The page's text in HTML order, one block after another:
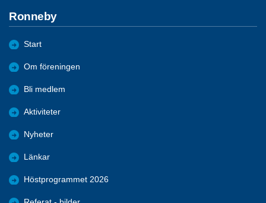
Ronneby
Start
Om föreningen
Bli medlem
Aktiviteter
Nyheter
Länkar
Höstprogrammet 2026